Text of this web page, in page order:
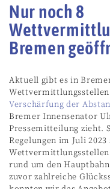
Nur noch 8
Bremen
Aktuell gibt es in
Verschärfung der
Bremer Innensenator
Pressemitteilung zieht.
Regelungen im Juli
Wettvermittlungsstellen
rund um den
zuvor zahlreiche